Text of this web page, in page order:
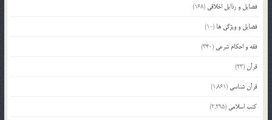
فضایل و رذایل اخلاقی (168)
فضایل و ویژگی ها (10)
فقه و احکام شرعی (340)
قرآن(23)
قرآن شناسی (1,861)
کتب اسلامی (2,295)